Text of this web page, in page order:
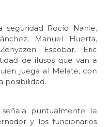
Rocío Nahle,
Manuel Huerta,
Escobar, Eric
de ilusos que van a
juega al Melate, con
posibilidad.
puntualmente la
y los funcionarios